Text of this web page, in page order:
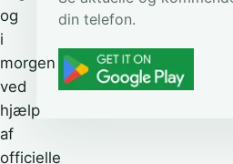
og
i
morgen
ved
hjælp
af
officielle
din telefon.